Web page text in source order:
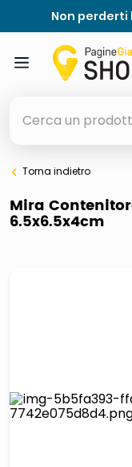
Non perderti
elenchi telefonici
orologio parete
pattumiera
Torna indietro
Mira
6.5x6.5x4cm